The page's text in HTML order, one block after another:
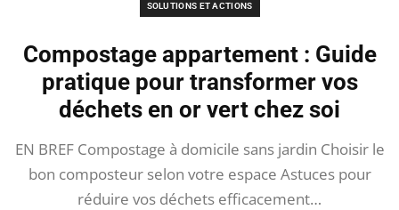
SOLUTIONS ET ACTIONS
Compostage appartement : Guide
pratique pour transformer vos
déchets en or vert chez soi
EN BREF Compostage à domicile sans jardin Choisir le
bon composteur selon votre espace Astuces pour
réduire vos déchets efficacement…